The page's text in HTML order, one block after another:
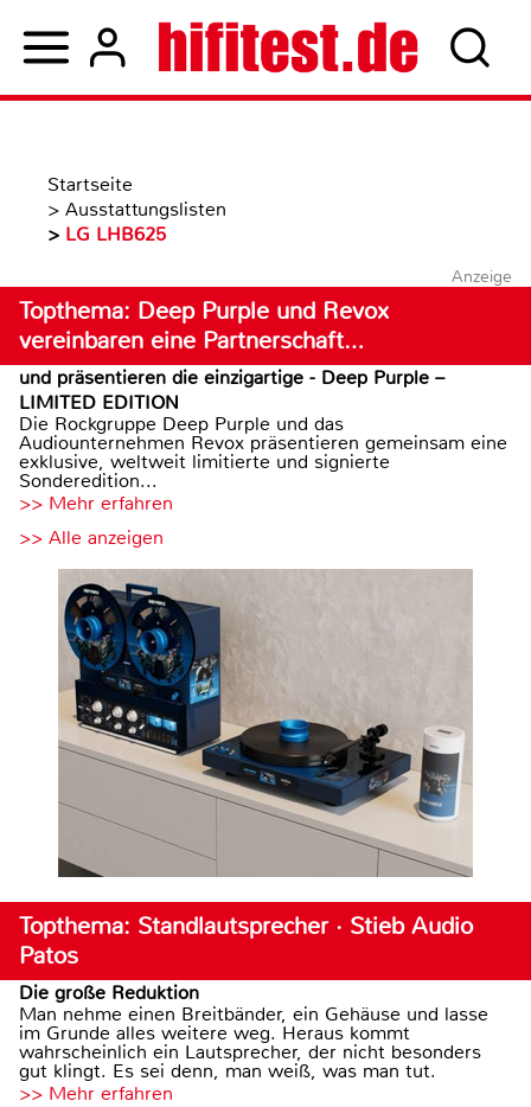
Startseite
> Ausstattungslisten
> LG LHB625
Anzeige
Topthema: Deep Purple und Revox
vereinbaren eine Partnerschaft…
und präsentieren die einzigartige - Deep Purple –
LIMITED EDITION
Die Rockgruppe Deep Purple und das
Audiounternehmen Revox präsentieren gemeinsam eine
exklusive, weltweit limitierte und signierte
Sonderedition...
>> Mehr erfahren
>> Alle anzeigen
Topthema: Standlautsprecher · Stieb Audio
Patos
Die große Reduktion
Man nehme einen Breitbänder, ein Gehäuse und lasse
im Grunde alles weitere weg. Heraus kommt
wahrscheinlich ein Lautsprecher, der nicht besonders
gut klingt. Es sei denn, man weiß, was man tut.
>> Mehr erfahren